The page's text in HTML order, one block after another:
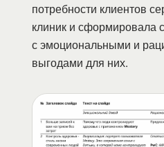
потребности клиентов
клиник и сформировала
с эмоциональными и
выгодами для них.